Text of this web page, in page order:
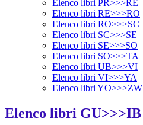
Elenco libri PR>>>RE
Elenco libri RE>>>RO
Elenco libri RO>>>SC
Elenco libri SC>>>SE
Elenco libri SE>>>SO
Elenco libri SO>>>TA
Elenco libri UB>>>VI
Elenco libri VI>>>YA
Elenco libri YO>>>ZW
Elenco libri GU>>>IB